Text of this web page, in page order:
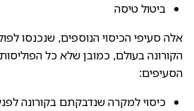
ביטול טיסה
אלה סעיפי הכיסוי הנוספים, שנכנסו
הקורונה בעולם, כמובן שלא כל
הסעיפים:
כיסוי למקרה שנדבקתם בקורונה